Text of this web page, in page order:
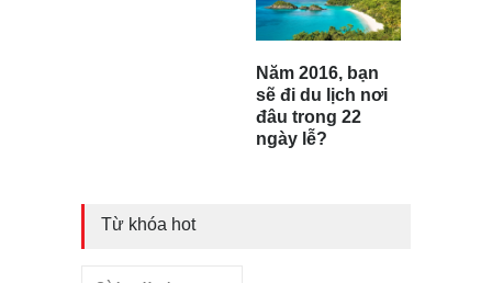
Năm 2016, bạn
sẽ đi du lịch nơi
đâu trong 22
ngày lễ?
Từ khóa hot